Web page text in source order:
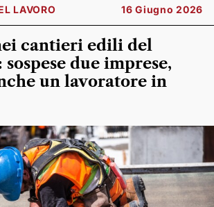
LAVORO 16 Giugno 2026
cantieri edili del
sospese due imprese,
un lavoratore in